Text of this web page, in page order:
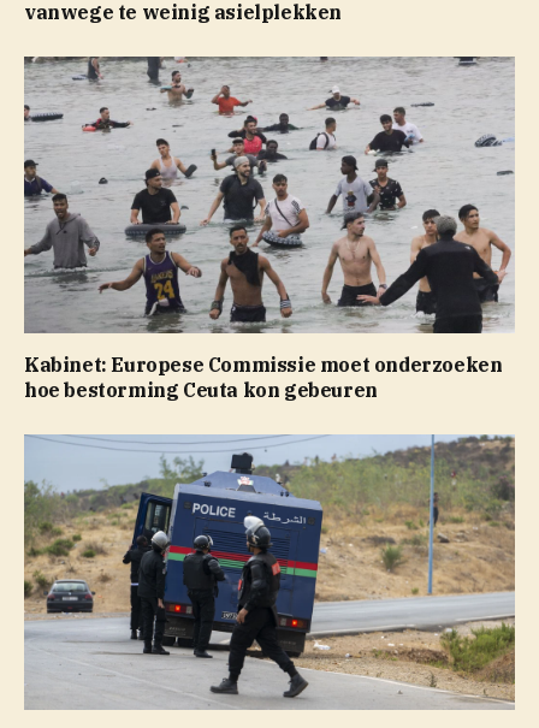
vanwege te weinig asielplekken
Kabinet: Europese Commissie moet onderzoeken
hoe bestorming Ceuta kon gebeuren